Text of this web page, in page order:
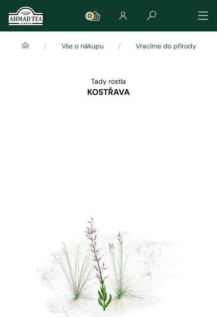
0
/ Vše o nákupu / Vracíme do přírody
Tady rostla
KOSTŘAVA